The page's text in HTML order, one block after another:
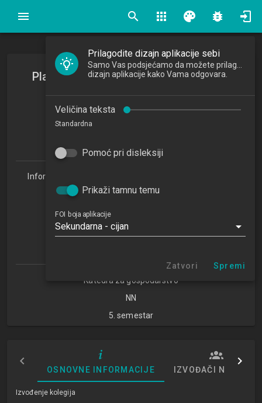
search apps palette bug_report
Planiranje poduzetničkog poduhvata
Planning the entrepreneurial venture
2025/2026
Informacijske tehnologije i digitalizacija poslovanja 1.3
(ITDP)
Studijski centar Varaždin
Studijski centar Križevci
Studijski centar Sisak
Katedra za gospodarstvo
NN
5. semestar
OSNOVNE INFORMACIJE IZVOĐAČI NASTAVE
Izvođenje kolegija
Prilagodite dizajn aplikacije sebi
dizajn aplikacije kako Vama odgovara.
Veličina teksta
Standardna
Pomoć pri disleksiji
Prikaži tamnu temu
FOI boja aplikacije
Sekundarna - cijan
Zatvori Spremi